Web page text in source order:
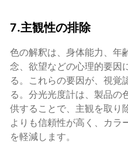
7.主観性の排除
色の解釈は、身体能力、年
念、欲望などの心理的要因
る。これらの要因が、視覚
る。分光光度計は、製品の
供することで、主観を取り
よりも信頼性が高く、カラ
を軽減します。